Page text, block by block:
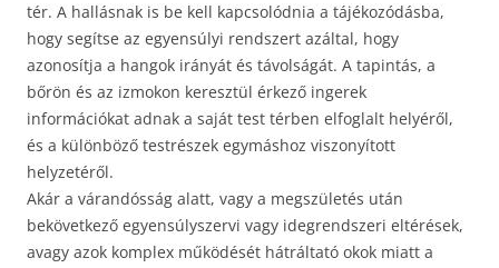
tér. A hallásnak is be kell kapcsolódnia a tájékozódásba,
hogy segítse az egyensúlyi rendszert azáltal, hogy
azonosítja a hangok irányát és távolságát. A tapintás, a
bőrön és az izmokon keresztül érkező ingerek
információkat adnak a saját test térben elfoglalt helyéről,
és a különböző testrészek egymáshoz viszonyított
helyzetéről.
Akár a várandósság alatt, vagy a megszületés után
bekövetkező egyensúlyszervi vagy idegrendszeri eltérések,
avagy azok komplex működését hátráltató okok miatt a